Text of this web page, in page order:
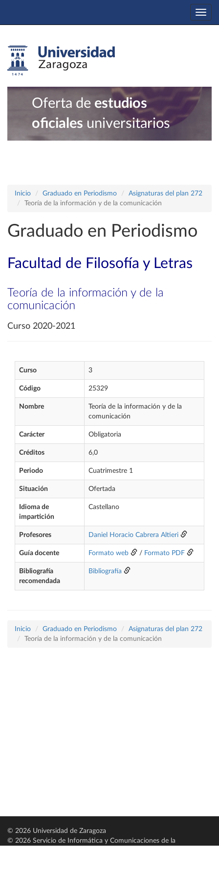
Oferta de estudios
oficiales universitarios
Inicio Graduado en Periodismo
Asignaturas del plan 272
Teoría de la información y de la comunicación
Graduado en Periodismo
Facultad de Filosofía y Letras
Teoría de la información y de la
comunicación
Curso 2020-2021
Curso 3
Código 25329
Nombre
Teoría de la información y de la
comunicación
Carácter Obligatoria
Créditos 6,0
Periodo Cuatrimestre 1
Situación Ofertada
Idioma de
impartición
Castellano
Profesores Daniel Horacio Cabrera Altieri
Guía docente Formato web / Formato PDF
Bibliografía
recomendada
Bibliografía
Inicio Graduado en Periodismo
Asignaturas del plan 272
Teoría de la información y de la comunicación
© 2026 Universidad de Zaragoza
© 2026 Servicio de Informática y Comunicaciones de la